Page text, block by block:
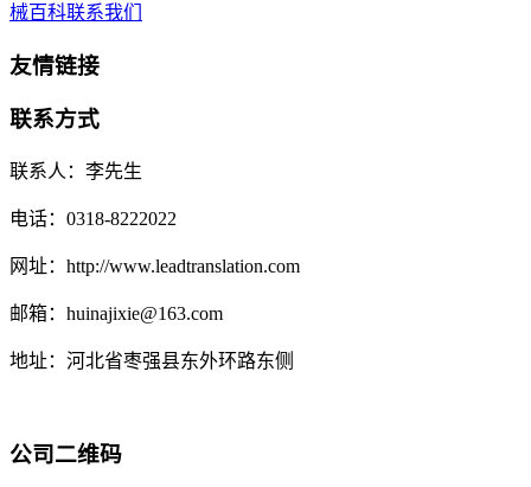
械百科联系我们
友情链接
联系方式
联系人：李先生
电话：0318-8222022
网址：http://www.leadtranslation.com
邮箱：huinajixie@163.com
地址：河北省枣强县东外环路东侧
公司二维码